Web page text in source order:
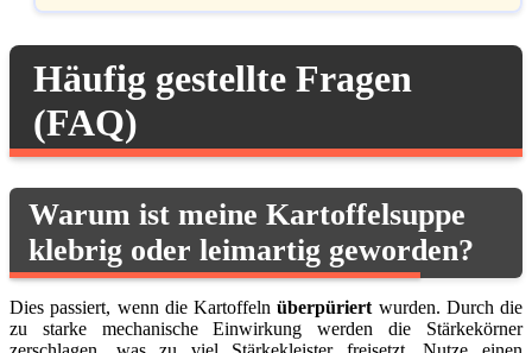
Häufig gestellte Fragen
(FAQ)
Warum ist meine Kartoffelsuppe
klebrig oder leimartig geworden?
Dies passiert, wenn die Kartoffelnüberpüriert wurden. Durch die
zu starke mechanische Einwirkung werden die Stärkekörner